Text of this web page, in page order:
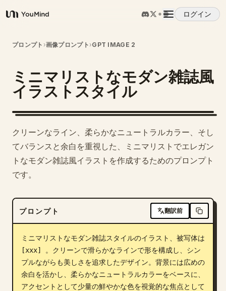
YouMind
ログイン
概要
ユースケース
スキル
プロンプト
料金
ダウンロード
ブログ
更新情報
プロンプト ›画像プロンプト ›GPT IMAGE 2
ミニマリストなモダン雑誌風
イラストスタイル
クリーンなライン、柔らかなニュートラルカラー、そし
てバランスと余白を重視した、ミニマリストでエレガン
トなモダン雑誌風イラストを作成するためのプロンプト
です。
プロンプト 翻訳前
ミニマリストなモダン雑誌スタイルのイラスト、被写体は
[xxx] 。クリーンで滑らかなラインで形を構成し、シン
プルながらも美しさを追求したデザイン。背景には広めの
余白を活かし、柔らかなニュートラルカラーをベースに、
アクセントとして少量の鮮やかな色を視覚的な焦点として